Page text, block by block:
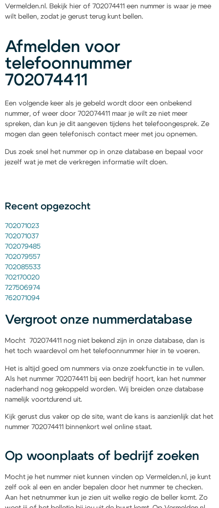
Vermelden.nl. Bekijk hier of 702074411 een nummer is waar je mee
wilt bellen, zodat je gerust terug kunt bellen.
Afmelden voor
telefoonnummer
702074411
Een volgende keer als je gebeld wordt door een onbekend
nummer, of weer door 702074411 maar je wilt ze niet meer
spreken, dan kun je dit aangeven tijdens het telefoongesprek. Ze
mogen dan geen telefonisch contact meer met jou opnemen.
Dus zoek snel het nummer op in onze database en bepaal voor
jezelf wat je met de verkregen informatie wilt doen.
Recent opgezocht
702071023
702071037
702079485
702079557
702085533
702170020
727506974
762071094
Vergroot onze nummerdatabase
Mocht 702074411 nog niet bekend zijn in onze database, dan is
het toch waardevol om het telefoonnummer hier in te voeren.
Het is altijd goed om nummers via onze zoekfunctie in te vullen.
Als het nummer 702074411 bij een bedrijf hoort, kan het nummer
naderhand nog gekoppeld worden. Wij breiden onze database
namelijk voortdurend uit.
Kijk gerust dus vaker op de site, want de kans is aanzienlijk dat het
nummer 702074411 binnenkort wel online staat.
Op woonplaats of bedrijf zoeken
Mocht je het nummer niet kunnen vinden op Vermelden.nl, je kunt
zelf ook al een en ander bepalen door het nummer te checken.
Aan het netnummer kun je zien uit welke regio de beller komt. Zo